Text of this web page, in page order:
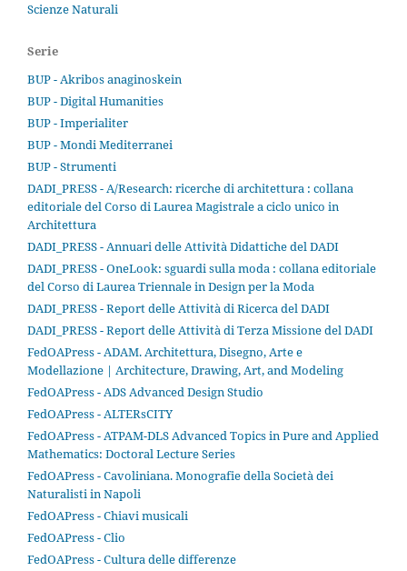
Scienze Naturali
Serie
BUP - Akribos anaginoskein
BUP - Digital Humanities
BUP - Imperialiter
BUP - Mondi Mediterranei
BUP - Strumenti
DADI_PRESS - A/Research: ricerche di architettura : collana
editoriale del Corso di Laurea Magistrale a ciclo unico in
Architettura
DADI_PRESS - Annuari delle Attività Didattiche del DADI
DADI_PRESS - OneLook: sguardi sulla moda : collana editoriale
del Corso di Laurea Triennale in Design per la Moda
DADI_PRESS - Report delle Attività di Ricerca del DADI
DADI_PRESS - Report delle Attività di Terza Missione del DADI
FedOAPress - ADAM. Architettura, Disegno, Arte e
Modellazione | Architecture, Drawing, Art, and Modeling
FedOAPress - ADS Advanced Design Studio
FedOAPress - ALTERsCITY
FedOAPress - ATPAM-DLS Advanced Topics in Pure and Applied
Mathematics: Doctoral Lecture Series
FedOAPress - Cavoliniana. Monografie della Società dei
Naturalisti in Napoli
FedOAPress - Chiavi musicali
FedOAPress - Clio
FedOAPress - Cultura delle differenze